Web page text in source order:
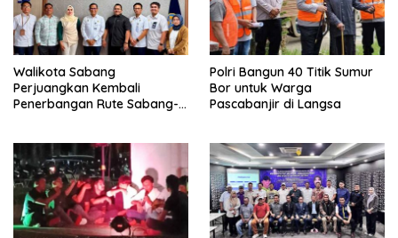
Walikota Sabang
Perjuangkan Kembali
Penerbangan Rute Sabang-
Polri Bangun 40 Titik Sumur
Bor untuk Warga
Pascabanjir di Langsa